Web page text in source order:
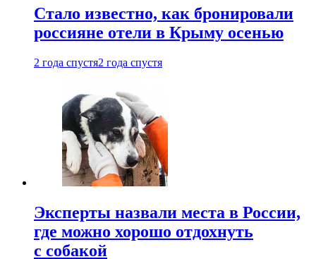
Стало известно, как бронировали
россияне отели в Крыму осенью
2 года спустя2 года спустя
Эксперты назвали места в России,
где можно хорошо отдохнуть
с собакой